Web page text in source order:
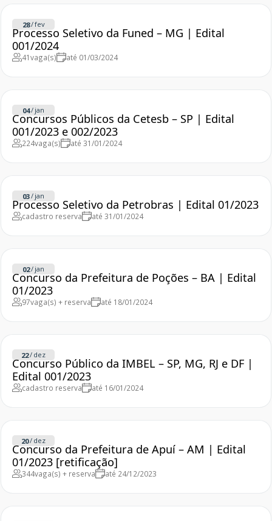
28/fev
Processo Seletivo da Funed – MG | Edital
001/2024
41vaga(s) até 01/03/2024
04/ jan
Concursos Públicos da Cetesb – SP | Edital
001/2023 e 002/2023
224vaga(s) até 31/01/2024
03/ jan
Processo Seletivo da Petrobras | Edital 01/2023
cadastro reserva até 31/01/2024
02/ jan
Concurso da Prefeitura de Poções – BA | Edital
01/2023
97vaga(s) + reserva até 18/01/2024
22/ dez
Concurso Público da IMBEL – SP, MG, RJ e DF |
Edital 001/2023
cadastro reserva até 16/01/2024
20/ dez
Concurso da Prefeitura de Apuí – AM | Edital
01/2023 [retificação]
344vaga(s) + reserva até 24/12/2023